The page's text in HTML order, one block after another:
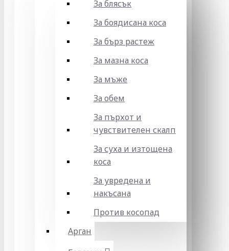
За блясък
За боядисана коса
За бърз растеж
За мазна коса
За мъже
За обем
За пърхот и
чувствителен скалп
За суха и изтощена
коса
За увредена и
накъсана
Против косопад
Арган